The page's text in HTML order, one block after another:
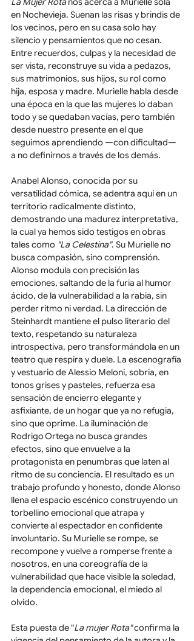
en Nochevieja. Suenan las risas y brindis de
los vecinos, pero en su casa solo hay
silencio y pensamientos que no cesan.
Entre recuerdos, culpas y la necesidad de
ser vista, reconstruye su vida a pedazos,
sus matrimonios, sus hijos, su rol como
hija, esposa y madre. Murielle habla desde
una época en la que las mujeres lo daban
todo y se quedaban vacías, pero también
desde nuestro presente en el que
seguimos aprendiendo —con dificultad—
a no definirnos a través de los demás.
Anabel Alonso, conocida por su
versatilidad cómica, se adentra aquí en un
territorio radicalmente distinto,
demostrando una madurez interpretativa,
la cual ya hemos sido testigos en obras
tales como "La Celestina". Su Murielle no
busca compasión, sino comprensión.
Alonso modula con precisión las
emociones, saltando de la furia al humor
ácido, de la vulnerabilidad a la rabia, sin
perder ritmo ni verdad. La dirección de
Steinhardt mantiene el pulso literario del
texto, respetando su naturaleza
introspectiva, pero transformándola en un
teatro que respira y duele. La escenografía
y vestuario de Alessio Meloni, sobria, en
tonos grises y pasteles, refuerza esa
sensación de encierro elegante y
asfixiante, de un hogar que ya no refugia,
sino que oprime. La iluminación de
Rodrigo Ortega no busca grandes
efectos, sino que envuelve a la
protagonista en penumbras que laten al
ritmo de su conciencia. El resultado es un
trabajo profundo y honesto, donde Alonso
llena el espacio escénico construyendo un
torbellino emocional que atrapa y
convierte al espectador en confidente
involuntario. Su Murielle se rompe, se
recompone y vuelve a romperse frente a
nosotros, en una coreografía de la
vulnerabilidad que hace visible la soledad,
la dependencia emocional, el miedo al
olvido.
Esta puesta de "La mujer Rota" confirma la